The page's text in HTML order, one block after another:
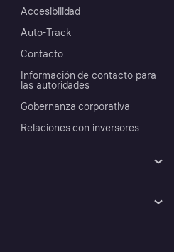
Accesibilidad
Auto-Track
Contacto
Información de contacto para
las autoridades
Gobernanza corporativa
Relaciones con inversores